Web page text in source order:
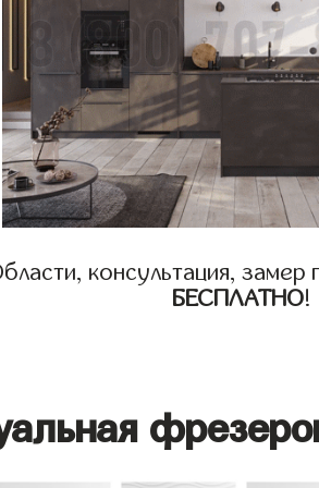
консультация,
БЕСПЛАТНО!